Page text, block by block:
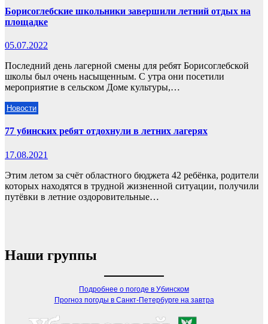
Борисоглебские школьники завершили летний отдых на
площадке
05.07.2022
Последний день лагерной смены для ребят Борисоглебской
школы был очень насыщенным. С утра они посетили
мероприятие в сельском Доме культуры,…
Новости
77 убинских ребят отдохнули в летних лагерях
17.08.2021
Этим летом за счёт областного бюджета 42 ребёнка, родители
которых находятся в трудной жизненной ситуации, получили
путёвки в летние оздоровительные…
Наши группы
Подробнее о погоде в Убинском
Прогноз погоды в Санкт-Петербурге на завтра